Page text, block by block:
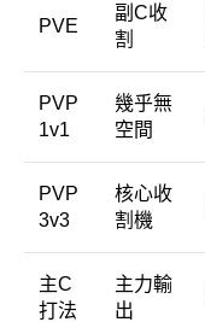
PVE
副C收
割
PVP
1v1
幾乎無
空間
PVP
3v3
核心收
割機
主C
打法
主力輸
出